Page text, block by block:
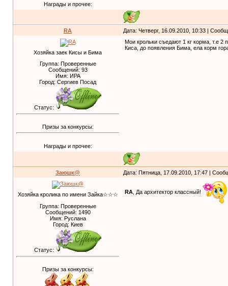
Награды и прочее:
RA Дата: Четверг, 16.09.2010, 10:33 |
Хозяйка заек Кисы и Бима
Группа: Проверенные
Сообщений: 93
Имя: ИРА
Город: Сергиев Посад
Статус:
Призы за конкурсы:
Награды и прочее:
Мои крольки съедают 1 кг корма, т.е 2
Киса, до появления Бима, ела корм
Заюшк@ Дата: Пятница, 17.09.2010, 17:47 |
Хозяйка кролика по имени Зайка☆☆☆
Группа: Проверенные
Сообщений: 1490
Имя: Руслана
Город: Киев
Статус:
Призы за конкурсы:
RA , Да архитектор классный!